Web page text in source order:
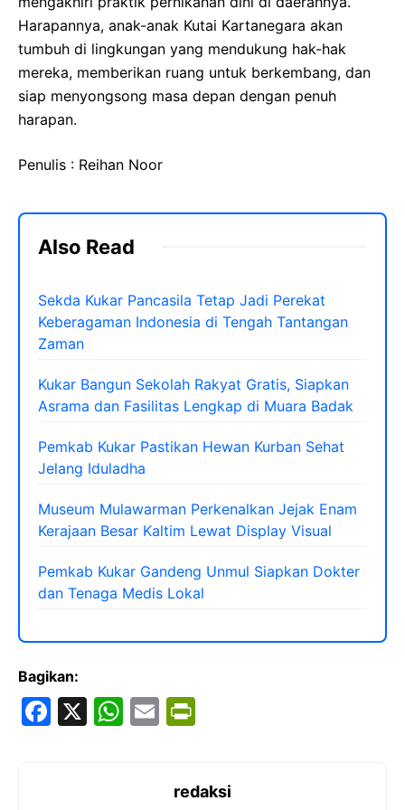
Harapannya, anak-anak Kutai Kartanegara akan
tumbuh di lingkungan yang mendukung hak-hak
mereka, memberikan ruang untuk berkembang, dan
siap menyongsong masa depan dengan penuh
harapan.
Penulis : Reihan Noor
Also Read
Sekda Kukar Pancasila Tetap Jadi Perekat
Keberagaman Indonesia di Tengah Tantangan
Zaman
Kukar Bangun Sekolah Rakyat Gratis, Siapkan
Asrama dan Fasilitas Lengkap di Muara Badak
Pemkab Kukar Pastikan Hewan Kurban Sehat
Jelang Iduladha
Museum Mulawarman Perkenalkan Jejak Enam
Kerajaan Besar Kaltim Lewat Display Visual
Pemkab Kukar Gandeng Unmul Siapkan Dokter
dan Tenaga Medis Lokal
Bagikan:
F
X
W E
ri
redaksi